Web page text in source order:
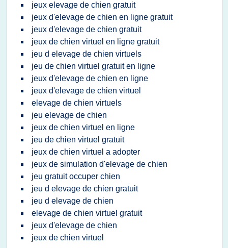
jeux elevage de chien gratuit
jeux d'elevage de chien en ligne gratuit
jeux d'elevage de chien gratuit
jeux de chien virtuel en ligne gratuit
jeu d elevage de chien virtuels
jeu de chien virtuel gratuit en ligne
jeux d'elevage de chien en ligne
jeux d'elevage de chien virtuel
elevage de chien virtuels
jeu elevage de chien
jeux de chien virtuel en ligne
jeu de chien virtuel gratuit
jeux de chien virtuel a adopter
jeux de simulation d'elevage de chien
jeu gratuit occuper chien
jeu d elevage de chien gratuit
jeu d elevage de chien
elevage de chien virtuel gratuit
jeux d'elevage de chien
jeux de chien virtuel